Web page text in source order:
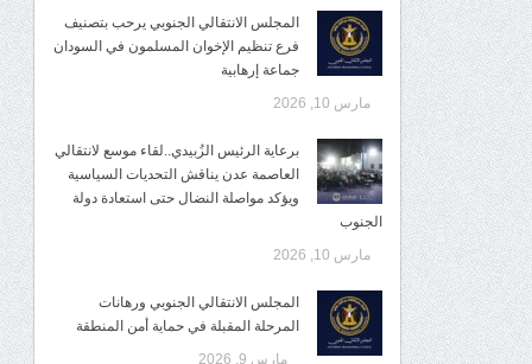
المجلس الانتقالي الجنوبي يرحب بتصنيف
فرع تنظيم الإخوان المسلمون في السودان
جماعة إرهابية
مارس 10, 2026
برعاية الرئيس الزُبيدي..لقاء موسع لانتقالي
العاصمة عدن يناقش التحديات السياسية
ويؤكد مواصلة النضال حتى استعادة دولة
الجنوب
مارس 10, 2026
المجلس الانتقالي الجنوبي ورهانات
المرحلة المقبلة في حماية أمن المنطقة
مارس 9, 2026